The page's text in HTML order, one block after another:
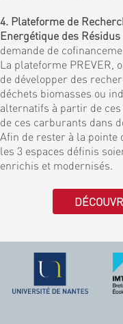
4. Plateforme de
Energétique des Résidus
demande de
La plateforme PREVER,
de développer des
déchets biomasses ou
alternatifs à partir de
de ces carburants dans
Afin de rester à la pointe
les 3 espaces définis
enrichis et modernisés.